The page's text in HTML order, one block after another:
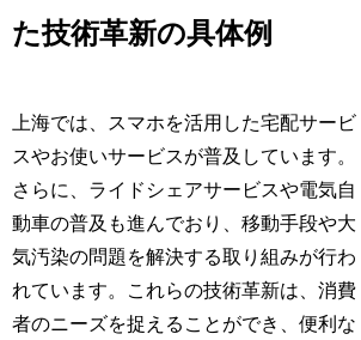
た技術革新の具体例
上海では、スマホを活用した宅配サービ
スやお使いサービスが普及しています。
さらに、ライドシェアサービスや電気自
動車の普及も進んでおり、移動手段や大
気汚染の問題を解決する取り組みが行わ
れています。これらの技術革新は、消費
者のニーズを捉えることができ、便利な